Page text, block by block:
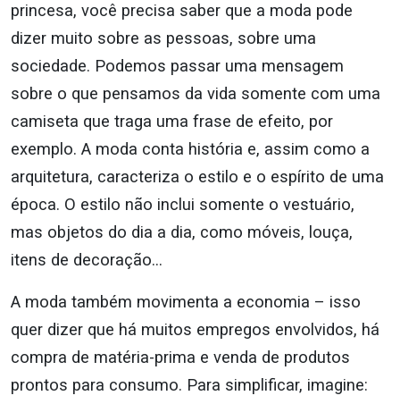
princesa, você precisa saber que a moda pode
dizer muito sobre as pessoas, sobre uma
sociedade. Podemos passar uma mensagem
sobre o que pensamos da vida somente com uma
camiseta que traga uma frase de efeito, por
exemplo. A moda conta história e, assim como a
arquitetura, caracteriza o estilo e o espírito de uma
época. O estilo não inclui somente o vestuário,
mas objetos do dia a dia, como móveis, louça,
itens de decoração…
A moda também movimenta a economia – isso
quer dizer que há muitos empregos envolvidos, há
compra de matéria-prima e venda de produtos
prontos para consumo. Para simplificar, imagine: